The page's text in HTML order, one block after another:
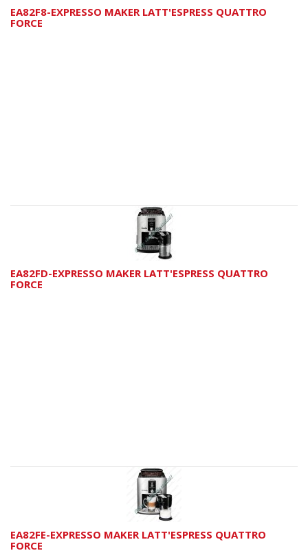
EA82F8-EXPRESSO MAKER LATT'ESPRESS QUATTRO
FORCE
EA82FD-EXPRESSO MAKER LATT'ESPRESS QUATTRO
FORCE
EA82FE-EXPRESSO MAKER LATT'ESPRESS QUATTRO
FORCE